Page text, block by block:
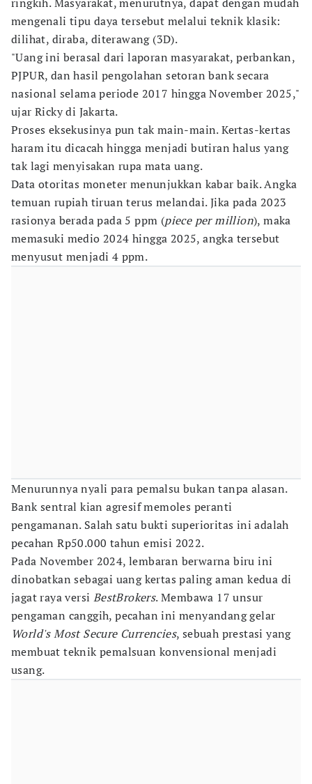
mengenali tipu daya tersebut melalui teknik klasik:
dilihat, diraba, diterawang (3D).
"Uang ini berasal dari laporan masyarakat, perbankan,
PJPUR, dan hasil pengolahan setoran bank secara
nasional selama periode 2017 hingga November 2025,"
ujar Ricky di Jakarta.
Proses eksekusinya pun tak main-main. Kertas-kertas
haram itu dicacah hingga menjadi butiran halus yang
tak lagi menyisakan rupa mata uang.
Data otoritas moneter menunjukkan kabar baik. Angka
temuan rupiah tiruan terus melandai. Jika pada 2023
rasionya berada pada 5 ppm (piece per million), maka
memasuki medio 2024 hingga 2025, angka tersebut
menyusut menjadi 4 ppm.
Menurunnya nyali para pemalsu bukan tanpa alasan.
Bank sentral kian agresif memoles peranti
pengamanan. Salah satu bukti superioritas ini adalah
pecahan Rp50.000 tahun emisi 2022.
Pada November 2024, lembaran berwarna biru ini
dinobatkan sebagai uang kertas paling aman kedua di
jagat raya versi BestBrokers. Membawa 17 unsur
pengaman canggih, pecahan ini menyandang gelar
World's Most Secure Currencies, sebuah prestasi yang
membuat teknik pemalsuan konvensional menjadi
usang.